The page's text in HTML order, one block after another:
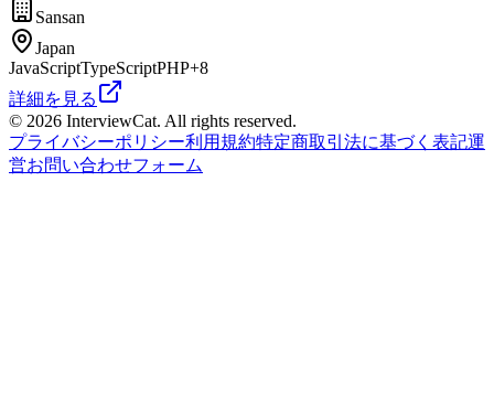
Sansan
Japan
JavaScriptTypeScriptPHP+8
詳細を見る
© 2026 InterviewCat. All rights reserved.
プライバシーポリシー利用規約特定商取引法に基づく表記運
営お問い合わせフォーム